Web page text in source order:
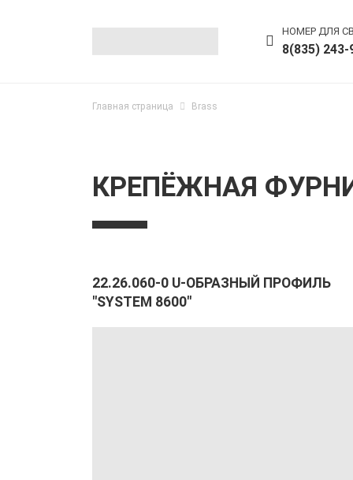
НОМЕР ДЛЯ
8(835) 243-
Главная страница Brass
КРЕПЁЖНАЯ
22.26.060-0 U-ОБРАЗНЫЙ ПРОФИЛЬ
"SYSTEM 8600"